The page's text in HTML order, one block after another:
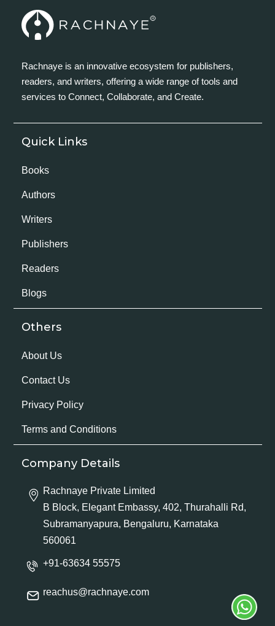
Rachnaye is an innovative ecosystem for publishers,
readers, and writers, offering a wide range of tools and
services to Connect, Collaborate, and Create.
Quick Links
Books
Authors
Writers
Publishers
Readers
Blogs
Others
About Us
Contact Us
Privacy Policy
Terms and Conditions
Company Details
Rachnaye Private Limited
B Block, Elegant Embassy, 402, Thurahalli Rd,
Subramanyapura, Bengaluru, Karnataka
560061
+91-63634 55575
reachus@rachnaye.com